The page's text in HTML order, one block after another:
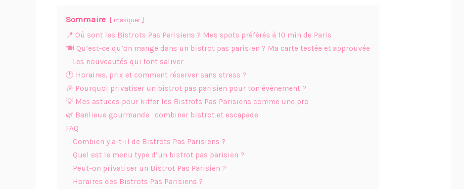
Sommaire masquer
📍 Où sont les Bistrots Pas Parisiens ? Mes spots préférés à 10 min de Paris
🍽 Qu’est-ce qu’on mange dans un bistrot pas parisien ? Ma carte testée et approuvée
Les nouveautés qui font saliver
🕐 Horaires, prix et comment réserver sans stress ?
🎉 Pourquoi privatiser un bistrot pas parisien pour ton événement ?
💡 Mes astuces pour kiffer les Bistrots Pas Parisiens comme une pro
🌿 Banlieue gourmande : combiner bistrot et escapade
FAQ
Combien y a-t-il de Bistrots Pas Parisiens ?
Quel est le menu type d’un bistrot pas parisien ?
Peut-on privatiser un Bistrot Pas Parisien ?
Horaires des Bistrots Pas Parisiens ?